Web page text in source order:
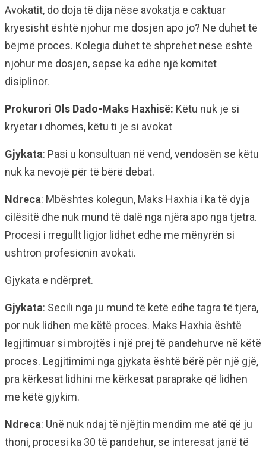
Avokatit, do doja të dija nëse avokatja e caktuar
kryesisht është njohur me dosjen apo jo? Ne duhet të
bëjmë proces. Kolegia duhet të shprehet nëse është
njohur me dosjen, sepse ka edhe një komitet
disiplinor.
Prokurori Ols Dado-Maks Haxhisë: Këtu nuk je si
kryetar i dhomës, këtu ti je si avokat
Gjykata: Pasi u konsultuan në vend, vendosën se këtu
nuk ka nevojë për të bërë debat.
Ndreca: Mbështes kolegun, Maks Haxhia i ka të dyja
cilësitë dhe nuk mund të dalë nga njëra apo nga tjetra.
Procesi i rregullt ligjor lidhet edhe me mënyrën si
ushtron profesionin avokati.
Gjykata e ndërpret.
Gjykata: Secili nga ju mund të ketë edhe tagra të tjera,
por nuk lidhen me këtë proces. Maks Haxhia është
legjitimuar si mbrojtës i një prej të pandehurve në këtë
proces. Legjitimimi nga gjykata është bërë për një gjë,
pra kërkesat lidhini me kërkesat paraprake që lidhen
me këtë gjykim.
Ndreca: Unë nuk ndaj të njëjtin mendim me atë që ju
thoni, procesi ka 30 të pandehur, se interesat janë të